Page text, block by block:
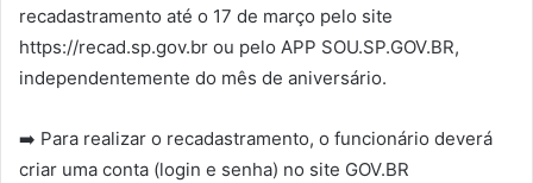
recadastramento até o 17 de março pelo site
https://recad.sp.gov.br ou pelo APP SOU.SP.GOV.BR,
independentemente do mês de aniversário.
➡️ Para realizar o recadastramento, o funcionário deverá
criar uma conta (login e senha) no site GOV.BR